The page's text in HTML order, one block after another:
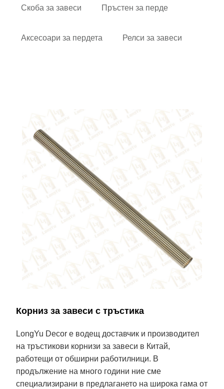
Скоба за завеси Пръстен за перде
Аксесоари за пердета Релси за завеси
Корниз за завеси с тръстика
LongYu Decor е водещ доставчик и производител
на тръстикови корнизи за завеси в Китай,
работещи от обширни работилници. В
продължение на много години ние сме
специализирани в предлагането на широка гама от